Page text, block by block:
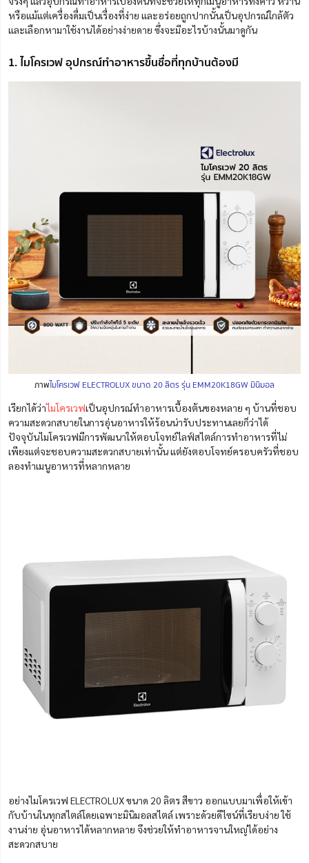
หรือแม้แต่เครื่องดื่มเป็นเรื่องที่ง่าย และอร่อยถูกปากนั้นเป็นอุปกรณ์ใกล้ตัว
และเลือกหามาใช้งานได้อย่างง่ายดาย ซึ่งจะมีอะไรบ้างนั้นมาดูกัน
1. ไมโครเวฟ อุปกรณ์ทำอาหารขึ้นชื่อที่ทุกบ้านต้องมี
ภาพไมโครเวฟ ELECTROLUX ขนาด 20 ลิตร รุ่น EMM20K18GW มินิมอล
เรียกได้ว่าไมโครเวฟเป็นอุปกรณ์ทำอาหารเบื้องต้นของหลาย ๆ บ้านที่ชอบ
ความสะดวกสบายในการอุ่นอาหารให้ร้อนน่ารับประทานเลยก็ว่าได้
ปัจจุบันไมโครเวฟมีการพัฒนาให้ตอบโจทย์ไลฟ์สไตล์การทำอาหารที่ไม่
เพียงแต่จะชอบความสะดวกสบายเท่านั้น แต่ยังตอบโจทย์ครอบครัวที่ชอบ
ลองทำเมนูอาหารที่หลากหลาย
อย่างไมโครเวฟ ELECTROLUX ขนาด 20 ลิตร สีขาว ออกแบบมาเพื่อให้เข้า
กับบ้านในทุกสไตล์โดยเฉพาะมินิมอลสไตล์ เพราะด้วยดีไซน์ที่เรียบง่าย ใช้
งานง่าย อุ่นอาหารได้หลากหลาย จึงช่วยให้ทำอาหารจานใหญ่ได้อย่าง
สะดวกสบาย